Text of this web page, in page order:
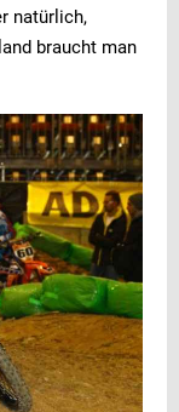
natürlich,
braucht man